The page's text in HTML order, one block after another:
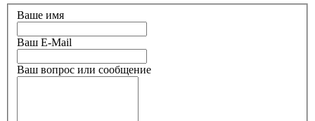
Ваше имя
Ваш E-Mail
Ваш вопрос или сообщение